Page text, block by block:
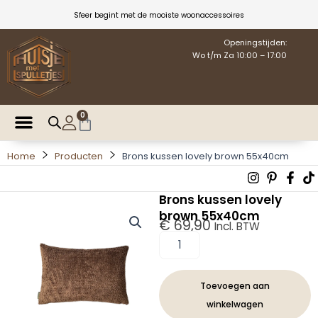
inhoud
Sfeer begint met de mooiste woonaccessoires
Openingstijden:
Wo t/m Za 10:00 – 17:00
0
Winkelwagen
Home Producten Brons kussen lovely brown 55x40cm
Instagram
p f
Brons kussen lovely
brown 55x40cm
€69,90 Incl. BTW
Brons
kussen
lovely
brown
55x40cm
aantal
Toevoegen aan
winkelwagen